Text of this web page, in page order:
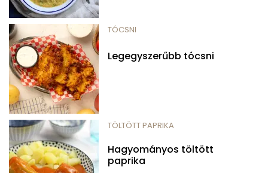
TÓCSNI
Legegyszerűbb tócsni
TÖLTÖTT PAPRIKA
Hagyományos töltött
paprika